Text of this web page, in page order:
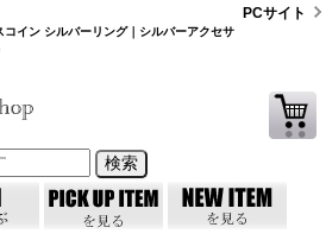
イン シルバーリング｜シルバーアクセサ
PCサイト